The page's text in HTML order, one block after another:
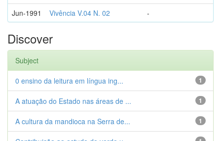
Jun-1991 Vivência V.04 N. 02 -
Discover
Subject
1
0 ensino da leitura em língua ing...
1
A atuação do Estado nas áreas de ...
1
A cultura da mandioca na Serra de...